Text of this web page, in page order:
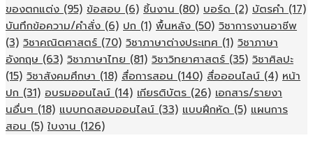
ของตกแต่ง (95) ข้อสอบ (6) ชิ้นงาน (80) บอร์ด (2) บัตรคำ (17)
บันทึกข้อความ/คำสั่ง (6) ปก (1) พื้นหลัง (50) วิชาการงานอาชีพ
(3) วิชาคณิตศาสตร์ (70) วิชาภาษาต่างประเทศ (1) วิชาภาษา
อังกฤษ (63) วิชาภาษาไทย (81) วิชาวิทยาศาสตร์ (35) วิชาศิลปะ
(15) วิชาสังคมศึกษา (18) สื่อการสอน (140) สื่อออนไลน์ (4) หน้า
ปก (31) อบรมออนไลน์ (14) เกียรติบัตร (26) เอกสาร/รายงา
นอื่นๆ (18) แบบทดสอบออนไลน์ (33) แบบฝึกหัด (5) แผนการ
สอน (5) ใบงาน (126)